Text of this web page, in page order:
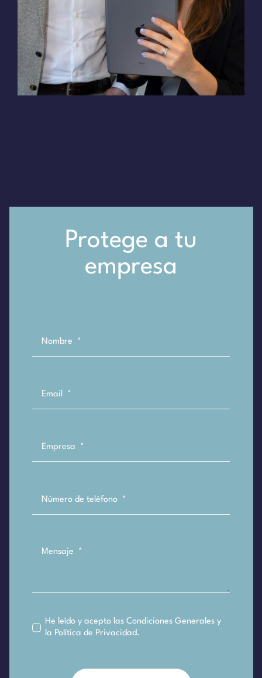
Protege a tu
empresa
He leído y acepto las Condiciones Generalesy
la Política de Privacidad.